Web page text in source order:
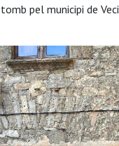
pel municipi de